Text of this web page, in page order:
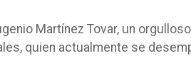
Martínez Tovar, un
quien actualmente se